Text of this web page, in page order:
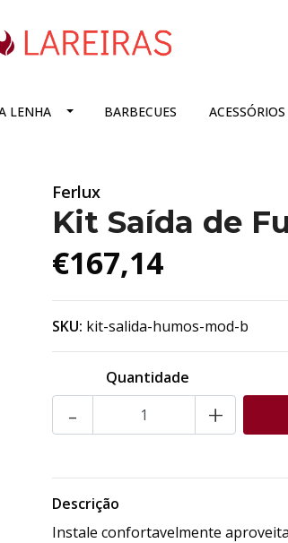
LENHA BARBECUES ACESSÓRIOS
Ferlux
Kit Saída de
€167,14
SKU: kit-salida-humos-mod-b
Quantidade
- +
Descrição
Instale confortavelmente